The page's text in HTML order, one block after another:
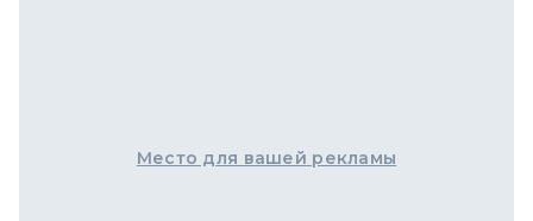
Место для вашей рекламы